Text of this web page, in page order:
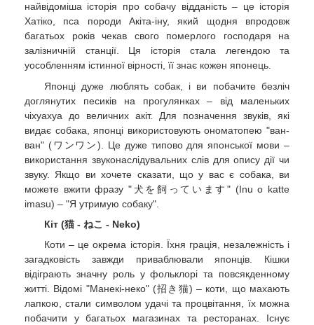
найвідоміша історія про собачу відданість – це історія
Хатіко, пса породи Акіта-іну, який щодня впродовж
багатьох років чекав свого померлого господаря на
залізничній станції. Ця історія стала легендою та
уособленням істинної вірності, її знає кожен японець.
Японці дуже люблять собак, і ви побачите безліч
доглянутих песиків на прогулянках – від маленьких
чіхуахуа до величних акіт. Для позначення звуків, які
видає собака, японці використовують ономатопею "ван-
ван" (ワンワン). Це дуже типово для японської мови –
використання звуконаслідувальних слів для опису дії чи
звуку. Якщо ви хочете сказати, що у вас є собака, ви
можете вжити фразу "犬を飼っています" (Inu o katte
imasu) – "Я утримую собаку".
Кіт (猫 - ねこ - Neko)
Коти – це окрема історія. Їхня грація, незалежність і
загадковість завжди приваблювали японців. Кішки
відіграють значну роль у фольклорі та повсякденному
житті. Відомі "Манекі-неко" (招き猫) – коти, що махають
лапкою, стали символом удачі та процвітання, їх можна
побачити у багатьох магазинах та ресторанах. Існує